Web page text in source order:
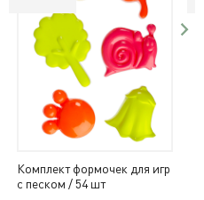
Комплект формочек для игр
с песком / 54 шт